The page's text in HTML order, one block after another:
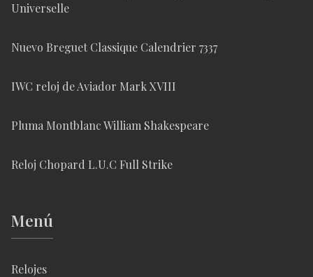
Universelle
Nuevo Breguet Classique Calendrier 7337
IWC reloj de Aviador Mark XVIII
Pluma Montblanc William Shakespeare
Reloj Chopard L.U.C Full Strike
Menú
Relojes